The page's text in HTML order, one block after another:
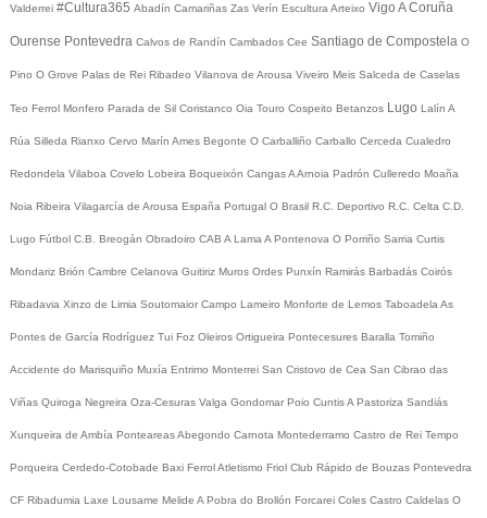
Valderrei #Cultura365 Abadín Camariñas Zas Verín Escultura Arteixo Vigo A Coruña
Ourense Pontevedra Calvos de Randín Cambados Cee Santiago de Compostela O
Pino O Grove Palas de Rei Ribadeo Vilanova de Arousa Viveiro Meis Salceda de Caselas
Teo Ferrol Monfero Parada de Sil Coristanco Oia Touro Cospeito Betanzos Lugo Lalín A
Rúa Silleda Rianxo Cervo Marín Ames Begonte O Carballiño Carballo Cerceda Cualedro
Redondela Vilaboa Covelo Lobeira Boqueixón CangasA Arnoia Padrón Culleredo Moaña
Noia Ribeira Vilagarcía de Arousa España Portugal O Brasil R.C. Deportivo R.C. Celta C.D.
Lugo Fútbol C.B. Breogán Obradoiro CAB A Lama A Pontenova O Porriño Sarria Curtis
Mondariz Brión Cambre Celanova Guitiriz Muros Ordes Punxín Ramirás Barbadás Coirós
Ribadavia Xinzo de Limia Soutomaior Campo Lameiro Monforte de Lemos Taboadela As
Pontes de García Rodríguez Tui Foz Oleiros Ortigueira Pontecesures Baralla Tomiño
Accidente do Marisquiño Muxía Entrimo Monterrei San Cristovo de Cea San Cibrao das
Viñas Quiroga Negreira Oza-Cesuras Valga Gondomar Poio CuntisA Pastoriza Sandiás
Xunqueira de Ambía PonteareasAbegondo Carnota Montederramo Castro de Rei Tempo
Porqueira Cerdedo-Cotobade Baxi FerrolAtletismo Friol Club Rápido de Bouzas Pontevedra
CF Ribadumia Laxe Lousame Melide A Pobra do Brollón Forcarei Coles Castro Caldelas O